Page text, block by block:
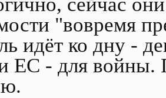
"вовремя
идёт ко дну -
ЕС - для войны.